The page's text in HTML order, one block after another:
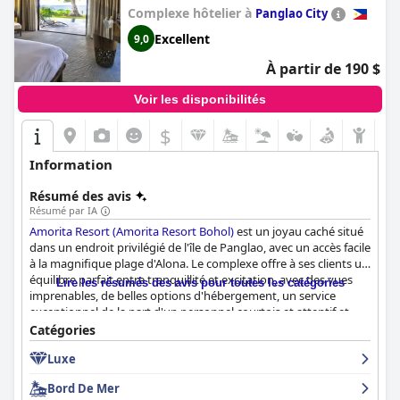
Complexe hôtelier à Panglao City
9,0 Excellent
À partir de 190 $
Voir les disponibilités
$
Information
Résumé des avis
Résumé par IA
Amorita Resort (Amorita Resort Bohol)est un joyau caché situé
dans un endroit privilégié de l'île de Panglao, avec un accès facile
à la magnifique plage d'Alona. Le complexe offre à ses clients un
équilibre parfait entre tranquillité et excitation, avec des vues
imprenables, de belles options d'hébergement, un service
exceptionnel de la part d'un personnel courtois et attentif et
deux piscines à débordement étonnantes qui offrent des vues à
couper le souffle sur la mer. Le buffet du petit-déjeuner ne
propose pas suffisamment d'options pour les végétariens, mais
propose à ses clients diverses activités gratuites, ce qui en fait
Lire les résumés des avis pour toutes les catégories
Catégories
Luxe
Bord De Mer